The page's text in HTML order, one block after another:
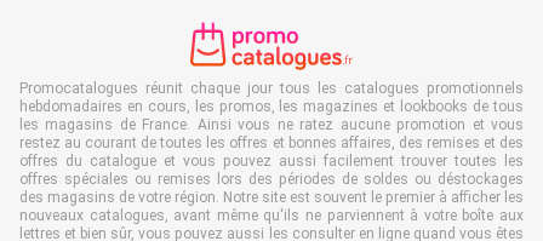
Promocatalogues réunit chaque jour tous les catalogues promotionnels
hebdomadaires en cours, les promos, les magazines et lookbooks de tous
les magasins de France. Ainsi vous ne ratez aucune promotion et vous
restez au courant de toutes les offres et bonnes affaires, des remises et des
offres du catalogue et vous pouvez aussi facilement trouver toutes les
offres spéciales ou remises lors des périodes de soldes ou déstockages
des magasins de votre région. Notre site est souvent le premier à afficher les
nouveaux catalogues, avant même qu'ils ne parviennent à votre boîte aux
lettres et bien sûr, vous pouvez aussi les consulter en ligne quand vous êtes